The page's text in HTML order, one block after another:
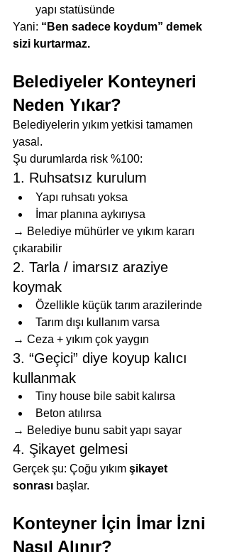
yapı statüsünde
Yani: “Ben sadece koydum” demek
sizi kurtarmaz.
Belediyeler Konteyneri
Neden Yıkar?
Belediyelerin yıkım yetkisi tamamen
yasal.
Şu durumlarda risk %100:
1. Ruhsatsız kurulum
Yapı ruhsatı yoksa
İmar planına aykırıysa
→ Belediye mühürler ve yıkım kararı
çıkarabilir
2. Tarla / imarsız araziye
koymak
Özellikle küçük tarım arazilerinde
Tarım dışı kullanım varsa
→ Ceza + yıkım çok yaygın
3. “Geçici” diye koyup kalıcı
kullanmak
Tiny house bile sabit kalırsa
Beton atılırsa
→ Belediye bunu sabit yapı sayar
4. Şikayet gelmesi
Gerçek şu: Çoğu yıkım şikayet
sonrası başlar.
Konteyner İçin İmar İzni
Nasıl Alınır?